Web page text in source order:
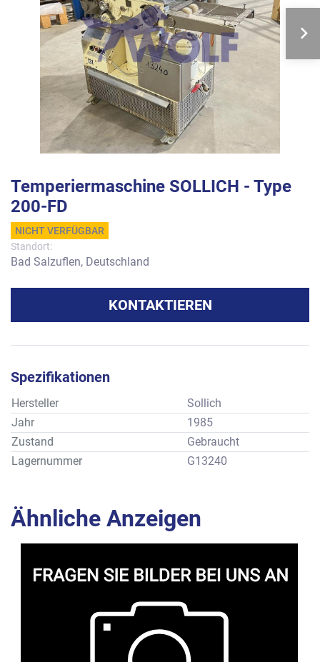
Temperiermaschine SOLLICH - Type
200-FD
NICHT VERFÜGBAR
Standort:
Bad Salzuflen, Deutschland
KONTAKTIEREN
Spezifikationen
Hersteller
Sollich
Jahr
1985
Zustand
Gebraucht
Lagernummer
G13240
Ähnliche Anzeigen